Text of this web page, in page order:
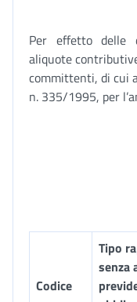
Per effetto delle
aliquote
committenti, di cui
n. 335/1995, per
Codice
Tipo
senza